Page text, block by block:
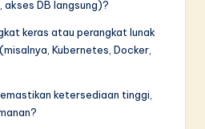
akses DB langsung)?
keras atau perangkat lunak
Kubernetes, Docker,
ketersediaan tinggi,